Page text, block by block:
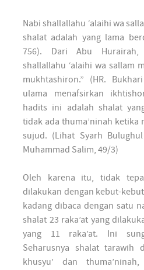
Nabi shallallahu ‘alaihi wa
shalat adalah yang lama
756). Dari Abu Hurairah,
shallallahu ‘alaihi wa sallam
mukhtashiron.” (HR.
ulama menafsirkan
hadits ini adalah shalat
tidak ada thuma’ninah ketika
sujud. (Lihat Syarh
Muhammad Salim, 49/3)
Oleh karena itu, tidak
dilakukan dengan kebut-
kadang dibaca dengan satu
shalat 23 raka’at yang
yang 11 raka’at. Ini
Seharusnya shalat tarawih
khusyu’ dan